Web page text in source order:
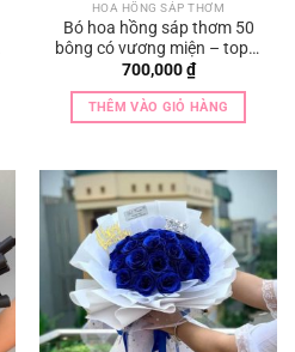
HOA HỒNG SÁP THƠM
Bó hoa hồng sáp thơm 50
bông có vương miện – toper
– thiệp
700,000₫
THÊM VÀO GIỎ HÀNG